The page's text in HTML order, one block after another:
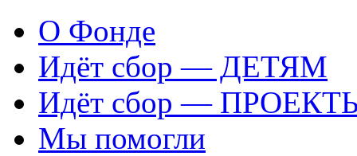
О Фонде
Идёт сбор — ДЕТЯМ
Идёт сбор —
Мы помогли